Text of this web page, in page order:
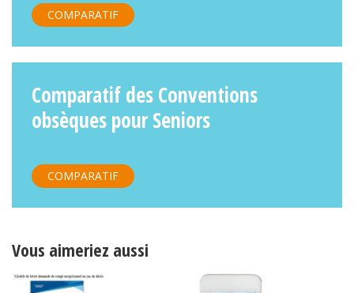
COMPARATIF
Comparatif des Conventions
obsèques pour Seniors
COMPARATIF
Vous aimeriez aussi